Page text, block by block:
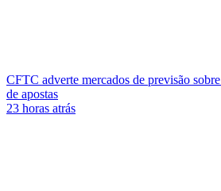
CFTC adverte mercados de previsão
de apostas
23 horas atrás